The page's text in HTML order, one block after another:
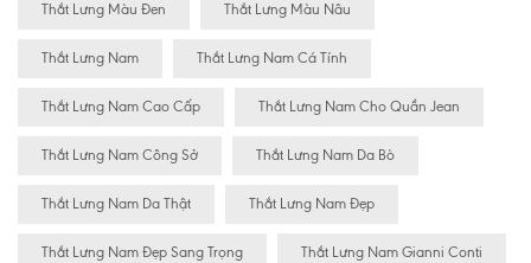
Thắt Lưng Màu Đen Thắt Lưng Màu Nâu
Thắt Lưng Nam Thắt Lưng Nam Cá Tính
Thắt Lưng Nam Cao Cấp Thắt Lưng Nam Cho Quần Jean
Thắt Lưng Nam Công Sở Thắt Lưng Nam Da Bò
Thắt Lưng Nam Da Thật Thắt Lưng Nam Đẹp
Thắt Lưng Nam Đẹp Sang Trọng Thắt Lưng Nam Gianni Conti